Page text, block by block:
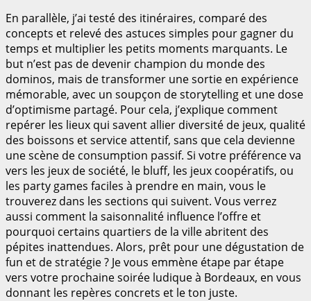
En parallèle, j’ai testé des itinéraires, comparé des
concepts et relevé des astuces simples pour gagner du
temps et multiplier les petits moments marquants. Le
but n’est pas de devenir champion du monde des
dominos, mais de transformer une sortie en expérience
mémorable, avec un soupçon de storytelling et une dose
d’optimisme partagé. Pour cela, j’explique comment
repérer les lieux qui savent allier diversité de jeux, qualité
des boissons et service attentif, sans que cela devienne
une scène de consumption passif. Si votre préférence va
vers les jeux de société, le bluff, les jeux coopératifs, ou
les party games faciles à prendre en main, vous le
trouverez dans les sections qui suivent. Vous verrez
aussi comment la saisonnalité influence l’offre et
pourquoi certains quartiers de la ville abritent des
pépites inattendues. Alors, prêt pour une dégustation de
fun et de stratégie ? Je vous emmène étape par étape
vers votre prochaine soirée ludique à Bordeaux, en vous
donnant les repères concrets et le ton juste.